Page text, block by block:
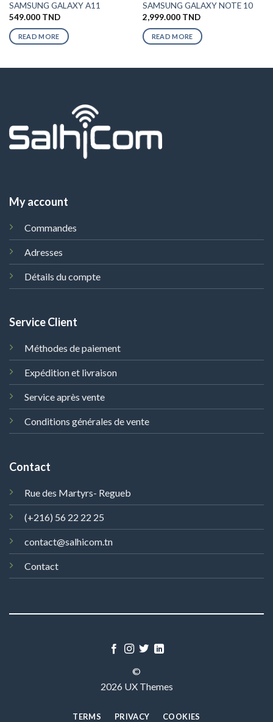
SAMSUNG GALAXY A11
549.000 TND
READ MORE
SAMSUNG GALAXY NOTE 10
2,999.000 TND
READ MORE
My account
Commandes
Adresses
Détails du compte
Service Client
Méthodes de paiement
Expédition et livraison
Service après vente
Conditions générales de vente
Contact
Rue des Martyrs- Regueb
(+216) 56 22 22 25
contact@salhicom.tn
Contact
©
2026 UX Themes
TERMS PRIVACY COOKIES